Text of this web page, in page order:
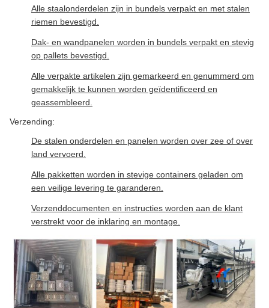
Alle staalonderdelen zijn in bundels verpakt en met stalen
riemen bevestigd.
Dak- en wandpanelen worden in bundels verpakt en stevig
op pallets bevestigd.
Alle verpakte artikelen zijn gemarkeerd en genummerd om
gemakkelijk te kunnen worden geïdentificeerd en
geassembleerd.
Verzending:
De stalen onderdelen en panelen worden over zee of over
land vervoerd.
Alle pakketten worden in stevige containers geladen om
een veilige levering te garanderen.
Verzenddocumenten en instructies worden aan de klant
verstrekt voor de inklaring en montage.